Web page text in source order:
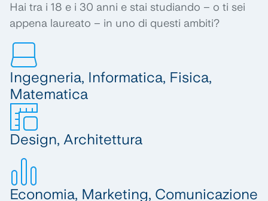
Hai tra i 18 e i 30 anni e stai studiando – o ti sei
appena laureato – in uno di questi ambiti?
Ingegneria, Informatica, Fisica,
Matematica
Design, Architettura
Economia, Marketing, Comunicazione